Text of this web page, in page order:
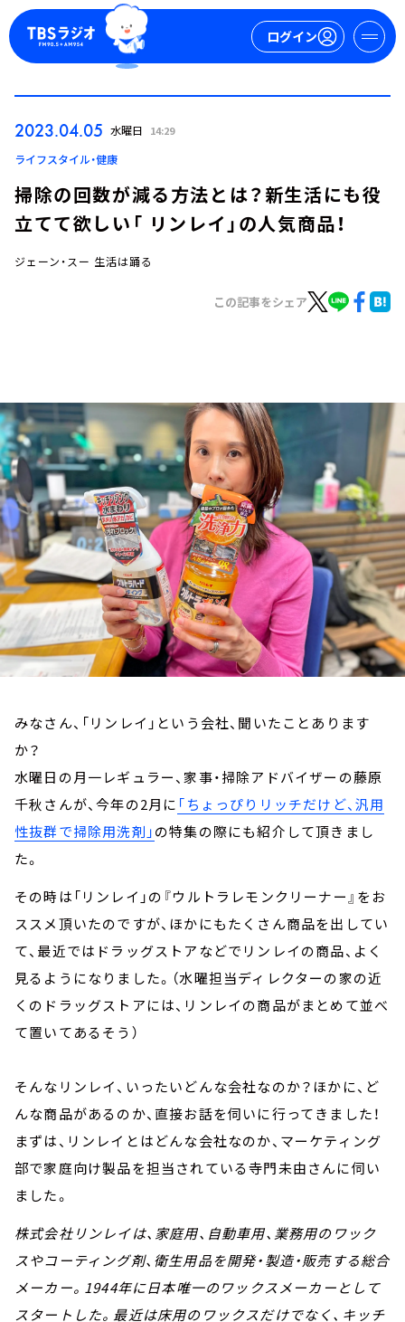
ログイン
ログイン
お知らせ
イベント・グッズ
YouTube
会社情報
2023.04.05 水曜日 14:29
ライフスタイル・健康
掃除の回数が減る方法とは？新生活にも役
立てて欲しい「 リンレイ」の人気商品！
ジェーン・スー 生活は踊る
この記事をシェア
みなさん、「リンレイ」という会社、聞いたことあります
か？
水曜日の月一レギュラー、家事・掃除アドバイザーの藤原
千秋さんが、今年の2月に 「ちょっぴりリッチだけど、汎用
性抜群で掃除用洗剤」の特集の際にも紹介して頂きまし
た。
その時は「リンレイ」の『ウルトラレモンクリーナー』をお
ススメ頂いたのですが、ほかにもたくさん商品を出してい
て、最近ではドラッグストアなどでリンレイの商品、よく
見るようになりました。（水曜担当ディレクターの家の近
くのドラッグストアには、リンレイの商品がまとめて並べ
て置いてあるそう）
そんなリンレイ、いったいどんな会社なのか？ほかに、ど
んな商品があるのか、直接お話を伺いに行ってきました！
まずは、リンレイとはどんな会社なのか、マーケティング
部で家庭向け製品を担当されている寺門未由さんに伺い
ました。
株式会社リンレイは、家庭用、自動車用、業務用のワック
スやコーティング剤、衛生用品を開発・製造・販売する総合
メーカー。1944年に日本唯一のワックスメーカーとして
スタートした。最近は床用のワックスだけでなく、キッチ